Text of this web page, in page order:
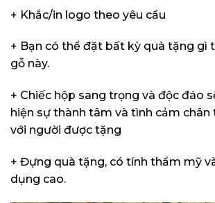
+ Khắc/in logo theo yêu cầu
+ Bạn có thể đặt bất kỳ quà tặng gì
gỗ này.
+ Chiếc hộp sang trọng và độc đáo
hiện sự thành tâm và tình cảm chân
với người được tặng
+ Đựng quà tặng, có tính thẩm mỹ
dụng cao.